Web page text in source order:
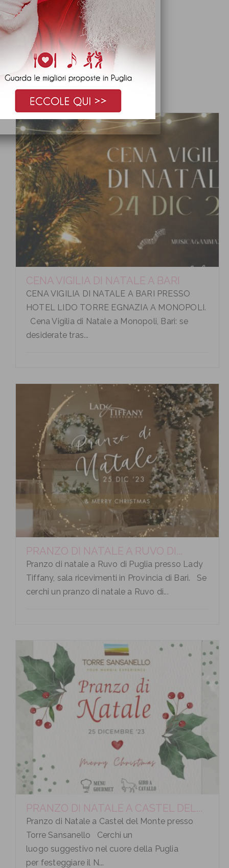
ARTICOLI CONSIGLIATI
CENA VIGILIA DI NATALE A BARI
CENA VIGILIA DI NATALE A BARI PRESSO
HOTEL LIDO TORRE EGNAZIA A MONOPOLI.
Cena Vigilia di Natale a Monopoli, Bari: se
desiderate tras...
PRANZO DI NATALE A RUVO DI...
Pranzo di natale a Ruvo di Puglia presso Lady
Tiffany, sala ricevimenti in Provincia di Bari. Se
cerchi un pranzo di natale a Ruvo di...
PRANZO DI NATALE A CASTEL DEL...
Pranzo di Natale a Castel del Monte presso
Torre Sansanello Cerchi un
luogo suggestivo nel cuore della Puglia
per festeggiare il N...